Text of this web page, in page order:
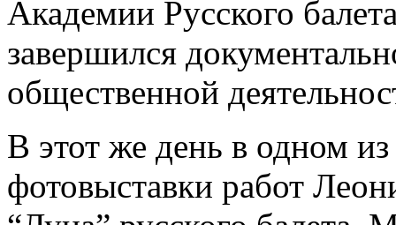
Академии Русского
завершился
общественной
В этот же день в одном
фотовыставки работ